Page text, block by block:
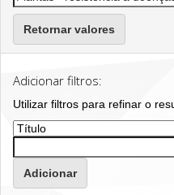
Retornar valores
Adicionar filtros:
Utilizar filtros para refinar o